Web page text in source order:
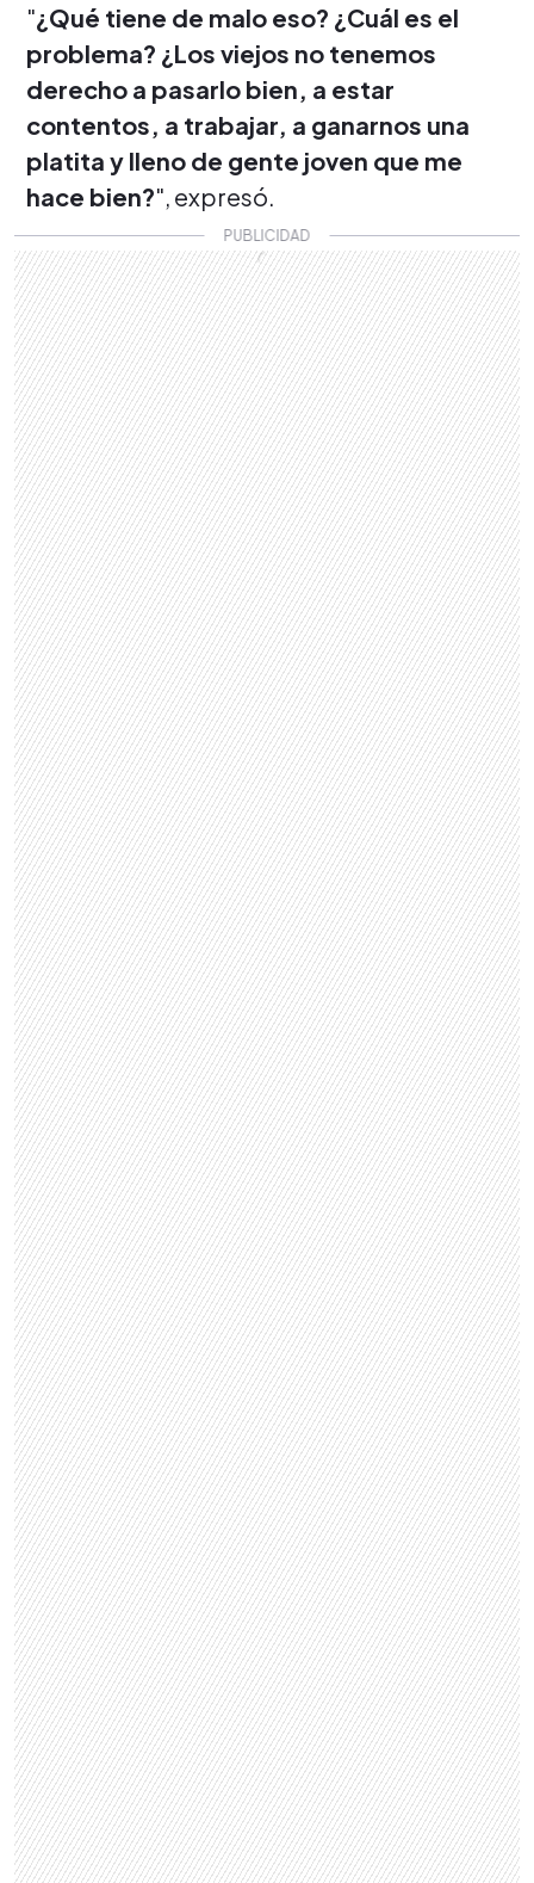
"¿Qué tiene de malo eso? ¿Cuál es el
problema? ¿Los viejos no tenemos
derecho a pasarlo bien, a estar
contentos, a trabajar, a ganarnos una
platita y lleno de gente joven que me
hace bien?", expresó.